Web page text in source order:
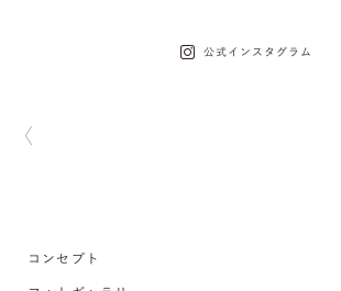
公式インスタグラム
コンセプト